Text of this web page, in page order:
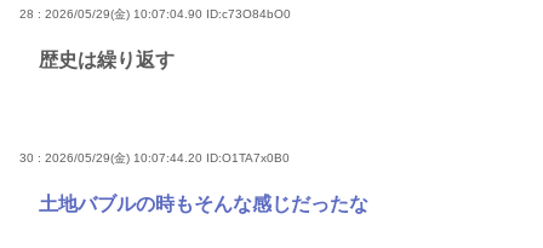
28 : 2026/05/29(金) 10:07:04.90 ID:c73O84bO0
歴史は繰り返す
30 : 2026/05/29(金) 10:07:44.20 ID:O1TA7x0B0
土地バブルの時もそんな感じだったな